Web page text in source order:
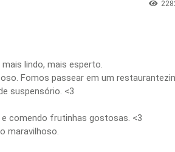
lindo, mais esperto.
Fomos passear em um
suspensório. <3
comendo frutinhas gostosas. <3
maravilhoso.